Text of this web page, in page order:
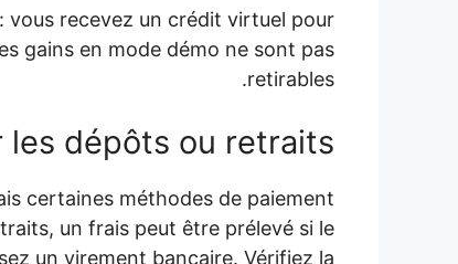
vous recevez un crédit virtuel pour
gains en mode démo ne sont pas
retirables.
dépôts ou retraits ?
certaines méthodes de paiement
un frais peut être prélevé si le
un virement bancaire. Vérifiez la